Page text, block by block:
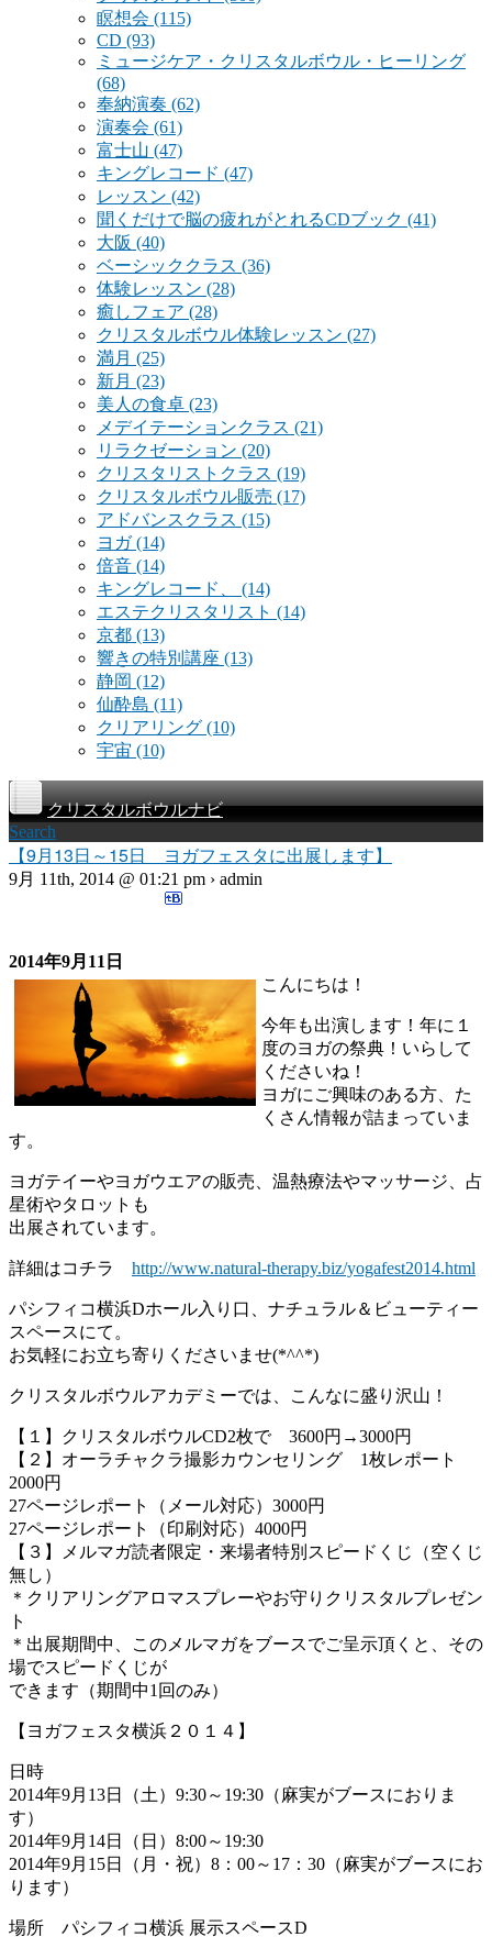
瞑想会 (115)
CD (93)
ミュージケア・クリスタルボウル・ヒーリング
(68)
奉納演奏 (62)
演奏会 (61)
富士山 (47)
キングレコード (47)
レッスン (42)
聞くだけで脳の疲れがとれるCDブック (41)
大阪 (40)
ベーシッククラス (36)
体験レッスン (28)
癒しフェア (28)
クリスタルボウル体験レッスン (27)
満月 (25)
新月 (23)
美人の食卓 (23)
メデイテーションクラス (21)
リラクゼーション (20)
クリスタリストクラス (19)
クリスタルボウル販売 (17)
アドバンスクラス (15)
ヨガ(14)
倍音 (14)
キングレコード、 (14)
エステクリスタリスト (14)
京都 (13)
響きの特別講座 (13)
静岡 (12)
仙酔島 (11)
クリアリング (10)
宇宙 (10)
クリスタルボウルナビ
Search
【9月13日～15日 ヨガフェスタに出展します】
9月 11th, 2014 @ 01:21 pm › admin
2014年9月11日
こんにちは！
今年も出演します！年に１
度のヨガの祭典！いらして
くださいね！
ヨガにご興味のある方、た
くさん情報が詰まっていま
す。
ヨガテイーやヨガウエアの販売、温熱療法やマッサージ、占
星術やタロットも
出展されています。
詳細はコチラ http://www.natural-therapy.biz/yogafest2014.html
パシフィコ横浜Dホール入り口、ナチュラル＆ビューティー
スペースにて。
お気軽にお立ち寄りくださいませ(*^^*)
クリスタルボウルアカデミーでは、こんなに盛り沢山！
【１】クリスタルボウルCD2枚で 3600円→3000円
【２】オーラチャクラ撮影カウンセリング 1枚レポート
2000円
27ページレポート（メール対応）3000円
27ページレポート（印刷対応）4000円
【３】メルマガ読者限定・来場者特別スピードくじ（空くじ
無し）
＊クリアリングアロマスプレーやお守りクリスタルプレゼン
ト
＊出展期間中、このメルマガをブースでご呈示頂くと、その
場でスピードくじが
できます（期間中1回のみ）
【ヨガフェスタ横浜２０１４】
日時
2014年9月13日（土）9:30～19:30（麻実がブースにおりま
す）
2014年9月14日（日）8:00～19:30
2014年9月15日（月・祝）8：00～17：30（麻実がブースにお
ります）
場所 パシフィコ横浜 展示スペースD